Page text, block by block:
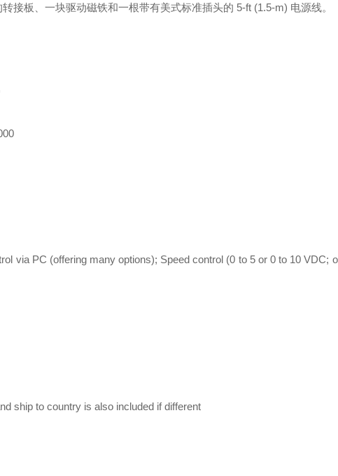
接板、一块驱动磁铁和一根带有美式标准插头的 5-ft (1.5-m) 电源线。
via PC (offering many options); Speed control (0 to 5 or 0 to 10 VDC;
ship to country is also included if different